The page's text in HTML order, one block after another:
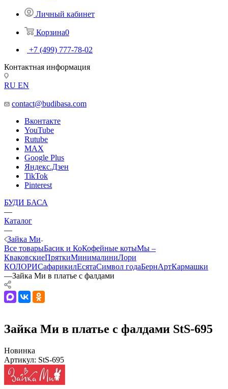
Личный кабинет
Корзина0
+7 (499) 777-78-02
Контактная информация
RU EN
contact@budibasa.com
Вконтакте
YouTube
Rutube
MAX
Google Plus
Яндекс.Дзен
TikTok
Pinterest
БУДИ БАСА
—
Каталог
—
Зайка Ми
Все товарыБасик и КоКофейные котыМы –
КваковскиеПряткиМинималиниЛори
КОЛОРИСафарикилЕсятаСимвол годаБернАртКармашки
—Зайка Ми в платье с фалдами
Зайка Ми в платье с фалдами StS-695
Новинка
Артикул: StS-695